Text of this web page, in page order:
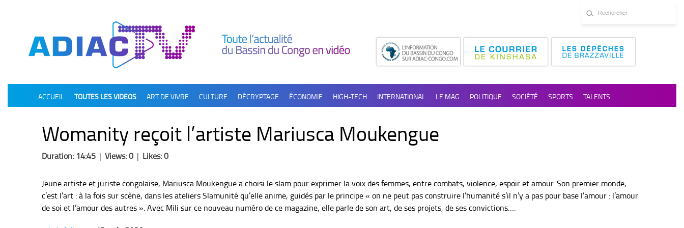
ACCUEIL TOUTES LES VIDEOS ART DE VIVRE CULTURE DÉCRYPTAGE ÉCONOMIE HIGH-TECH INTERNATIONAL LE MAG POLITIQUE SOCIÉTÉ SPORTS TALENTS
Womanity reçoit l’artiste Mariusca Moukengue
Duration: 14:45 | Views: 0 | Likes: 0
Jeune artiste et juriste congolaise, Mariusca Moukengue a choisi le slam pour exprimer la voix des femmes, entre combats, violence, espoir et amour. Son premier monde,
c’est l’art : à la fois sur scène, dans les ateliers Slamunité qu’elle anime, guidés par le principe « on ne peut pas construire l’humanité s’il n’y a pas pour base l’amour : l’amour
de soi et l’amour des autres ». Avec Mili sur ce nouveau numéro de ce magazine, elle parle de son art, de ses projets, de ses convictions….